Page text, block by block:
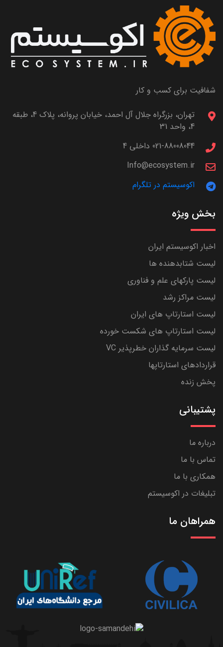
شفافیت برای کسب و کار
تهران، بزرگراه جلال آل احمد، خیابان پروانه، پلاک 4، طبقه
4، واحد 31
021-88008044 داخلی 4
Info@ecosystem.ir
اکوسیستم در تلگرام
بخش ویژه
اخبار اکوسیستم ایران
لیست شتابدهنده ها
لیست پارکهای علم و فناوری
لیست مراکز رشد
لیست استارتاپ های ایران
لیست استارتاپ های شکست خورده
لیست سرمایه گذاران خطرپذیر VC
قراردادهای استارتاپها
پخش زنده
پشتیبانی
درباره ما
تماس با ما
همکاری با ما
تبلیغات در اکوسیستم
همراهان ما